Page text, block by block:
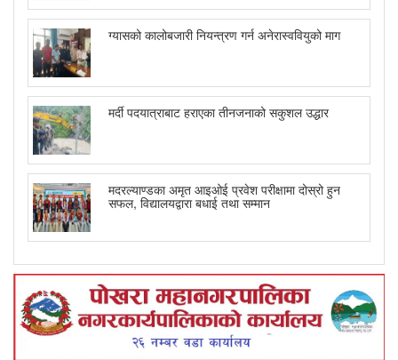
ग्यासको कालोबजारी नियन्त्रण गर्न अनेरास्ववियुको माग
मर्दी पदयात्राबाट हराएका तीनजनाको सकुशल उद्धार
मदरल्याण्डका अमृत आइओई प्रवेश परीक्षामा दोस्रो हुन
सफल, विद्यालयद्वारा बधाई तथा सम्मान